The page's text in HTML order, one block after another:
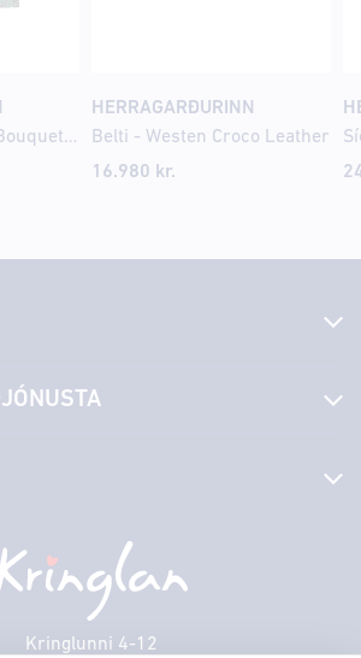
Stuttermaskyrta - Bouquet AOP
HERRAGARÐURINN
Belti - Westen Croco Leather
16.980 kr.
Kringlunni 4-12